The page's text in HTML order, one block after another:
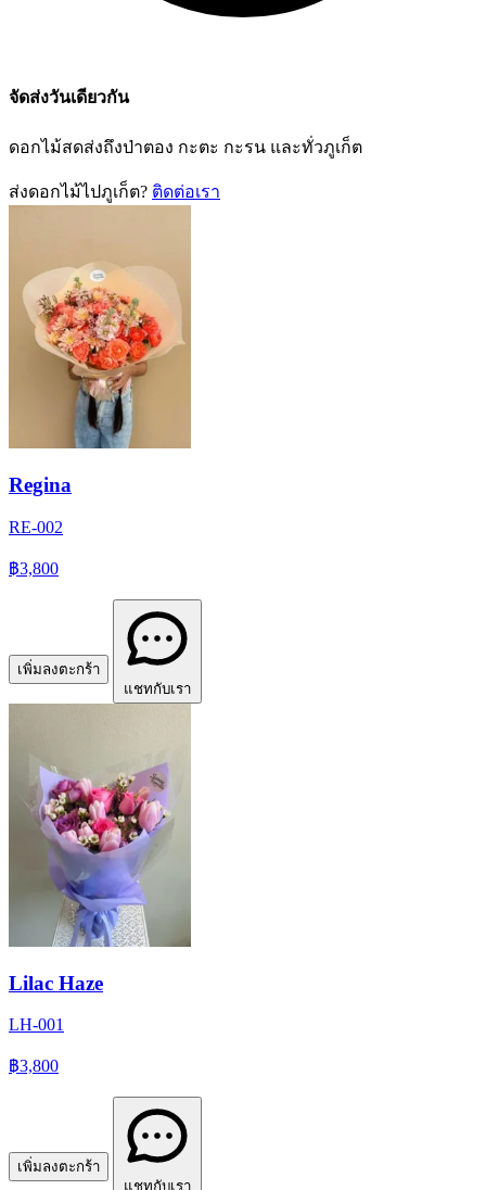
จัดส่งวันเดียวกัน
ดอกไม้สดส่งถึงป่าตอง กะตะ กะรน และทั่วภูเก็ต
ส่งดอกไม้ไปภูเก็ต? ติดต่อเรา
Regina
RE-002
฿3,800
เพิ่มลงตะกร้า
แชทกับเรา
Lilac Haze
LH-001
฿3,800
เพิ่มลงตะกร้า
แชทกับเรา